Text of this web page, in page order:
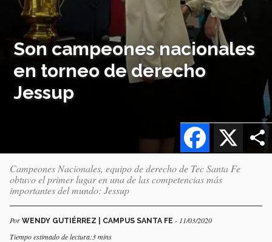
Son campeones nacionales
en torneo de derecho
Jessup
X
Facebook
Campeones Nacionales, equipo de derecho de Tec Santa Fe
obtuvo el primer lugar en una de las competencias más
importantes del mundo: Jessup
Por WENDY GUTIÉRREZ | CAMPUS SANTA FE - 11/03/2020
Tiempo estimado de lectura:3 mins